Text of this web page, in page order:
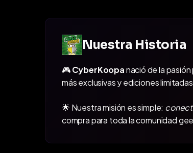
Nuestra Historia
🎮CyberKoopanació de la
más exclusivas y ediciones
🌟 Nuestra misión es simple:
compra para toda la comunidad